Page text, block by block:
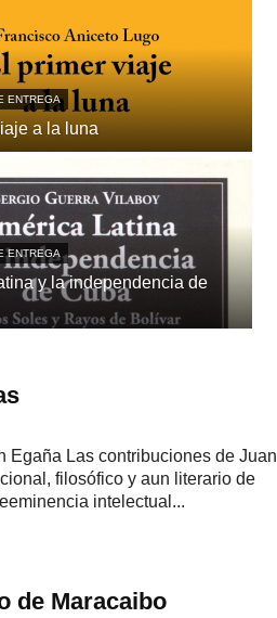
ENTREGA
a la luna
ENTREGA
y la independencia de
Egaña Las contribuciones de Juan
filosófico y aun literario de
intelectual...
de Maracaibo